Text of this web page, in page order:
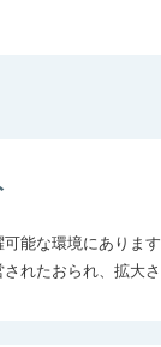
能な環境にあります
れたおられ、拡大さ